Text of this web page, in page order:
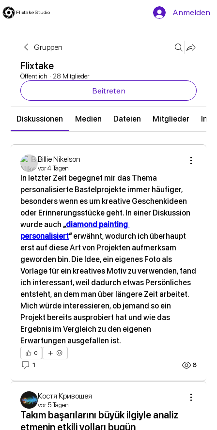
Flixtake Studio Anmelden
Gruppen
Flixtake
Öffentlich · 28 Mitglieder
Beitreten
Diskussionen Medien Dateien Mitglieder Info
Billie Nikelson
vor 4 Tagen
In letzter Zeit begegnet mir das Thema
personalisierte Bastelprojekte immer häufiger,
besonders wenn es um kreative Geschenkideen
oder Erinnerungsstücke geht. In einer Diskussion
wurde auch „diamond painting
personalisiert“ erwähnt, wodurch ich überhaupt
erst auf diese Art von Projekten aufmerksam
geworden bin. Die Idee, ein eigenes Foto als
Vorlage für ein kreatives Motiv zu verwenden, fand
ich interessant, weil dadurch etwas Persönliches
entsteht, an dem man über längere Zeit arbeitet.
Mich würde interessieren, ob jemand so ein
Projekt bereits ausprobiert hat und wie das
Ergebnis im Vergleich zu den eigenen
Erwartungen ausgefallen ist.
0
1 8
Костя Кривошея
vor 5 Tagen
Takım başarılarını büyük ilgiyle analiz
etmenin etkili yolları bugün